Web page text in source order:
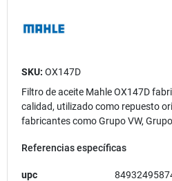
SKU: OX147D
Filtro de aceite Mahle OX147D
calidad, utilizado como repuesto
fabricantes como Grupo VW,
Referencias específicas
upc